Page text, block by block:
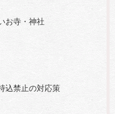
お寺・神社
込禁止の対応策